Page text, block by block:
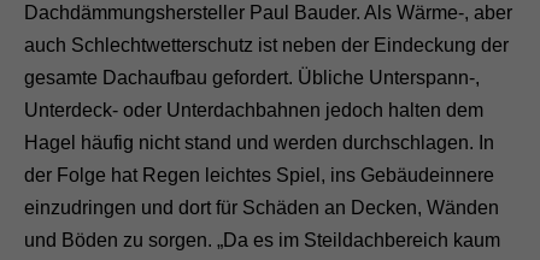
Dachdämmungshersteller Paul Bauder. Als Wärme-, aber
auch Schlechtwetterschutz ist neben der Eindeckung der
gesamte Dachaufbau gefordert. Übliche Unterspann-,
Unterdeck- oder Unterdachbahnen jedoch halten dem
Hagel häufig nicht stand und werden durchschlagen. In
der Folge hat Regen leichtes Spiel, ins Gebäudeinnere
einzudringen und dort für Schäden an Decken, Wänden
und Böden zu sorgen. „Da es im Steildachbereich kaum